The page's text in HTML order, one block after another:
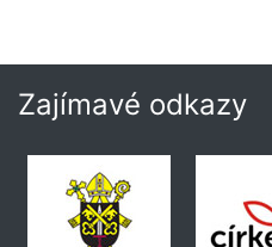
Zajímavé odkazy